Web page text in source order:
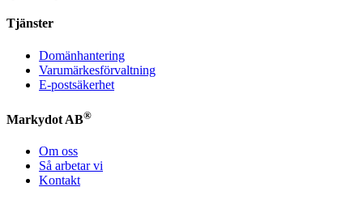
Tjänster
Domänhantering
Varumärkesförvaltning
E-postsäkerhet
Markydot AB®
Om oss
Så arbetar vi
Kontakt